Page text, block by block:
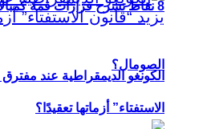
8 نقاط تشرح قرارات قمة
الصومال؟
الكونغو الديمقراطية عند
الاستفتاء” أزماتها تعقيدًا؟